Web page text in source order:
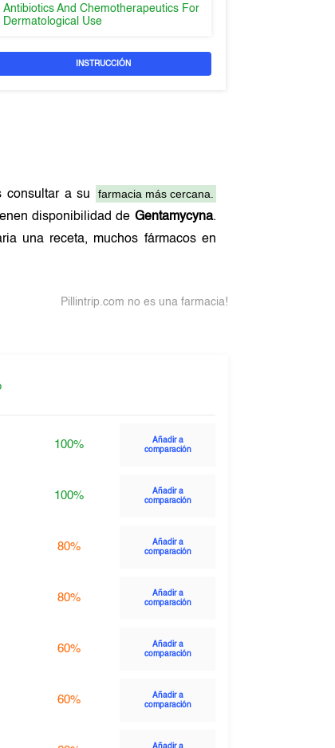
Antibiotics And Chemotherapeutics For
Dermatological Use
INSTRUCCIÓN
consultar a su
farmacia más cercana.
disponibilidad de Gentamycyna.
una receta, muchos fármacos en
Pillintrip.com no es una farmacia!
100%
Añadir a
comparación
100%
Añadir a
comparación
80%
Añadir a
comparación
80%
Añadir a
comparación
60%
Añadir a
comparación
60%
Añadir a
comparación
Añadir a